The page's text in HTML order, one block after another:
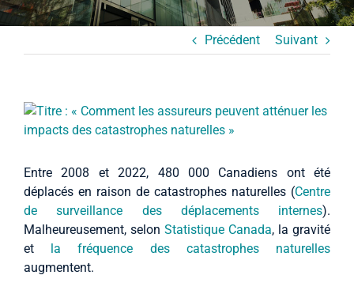
Français (Canada)
Précédent Suivant
Agrandir
l’image
Entre 2008 et 2022, 480 000 Canadiens ont été
déplacés en raison de catastrophes naturelles (Centre
de surveillance des déplacements internes).
Malheureusement, selon Statistique Canada, la gravité
et la fréquence des catastrophes naturelles
augmentent.